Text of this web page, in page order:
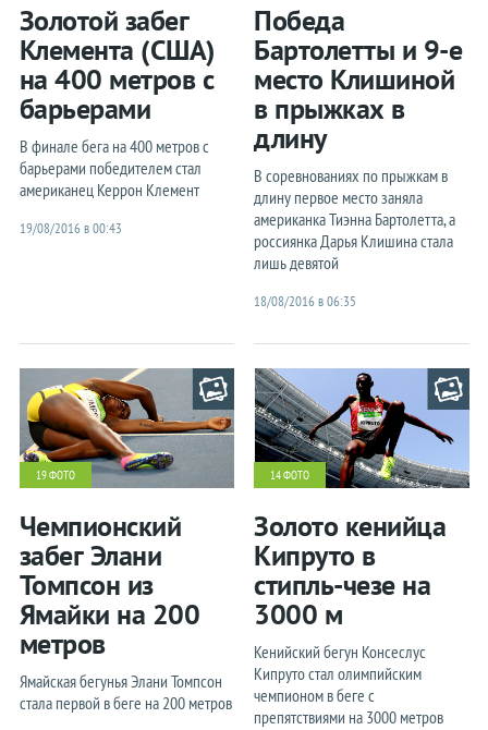
Золотой забег
Клемента (США)
на 400 метров с
барьерами
В финале бега на 400 метров с
барьерами победителем стал
американец Керрон Клемент
19/08/2016 в 00:43
Победа
Бартолетты и 9-е
место Клишиной
в прыжках в
длину
В соревнованиях по прыжкам в
длину первое место заняла
американка Тиэнна Бартолетта, а
россиянка Дарья Клишина стала
лишь девятой
18/08/2016 в 06:35
19 ФОТО
Чемпионский
забег Элани
Томпсон из
Ямайки на 200
метров
Ямайская бегунья Элани Томпсон
стала первой в беге на 200 метров
14 ФОТО
Золото кенийца
Кипруто в
стипль-чезе на
3000 м
Кенийский бегун Консеслус
Кипруто стал олимпийским
чемпионом в беге с
препятствиями на 3000 метров